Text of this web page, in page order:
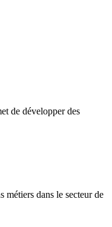
de développer des
dans le secteur de